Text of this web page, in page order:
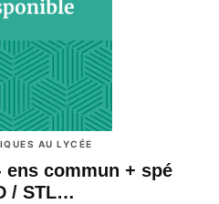
AU LYCÉE
ens commun + spé
/ STL…